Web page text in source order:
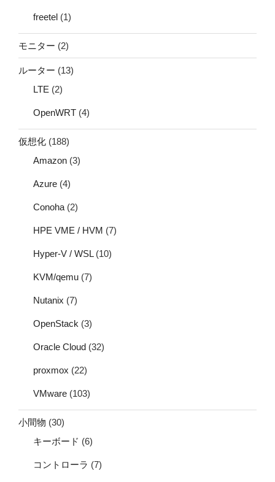
freetel (1)
モニター (2)
ルーター (13)
LTE (2)
OpenWRT (4)
仮想化 (188)
Amazon (3)
Azure (4)
Conoha (2)
HPE VME / HVM (7)
Hyper-V / WSL(10)
KVM/qemu (7)
Nutanix (7)
OpenStack (3)
Oracle Cloud (32)
proxmox (22)
VMware (103)
小間物 (30)
キーボード (6)
コントローラ (7)